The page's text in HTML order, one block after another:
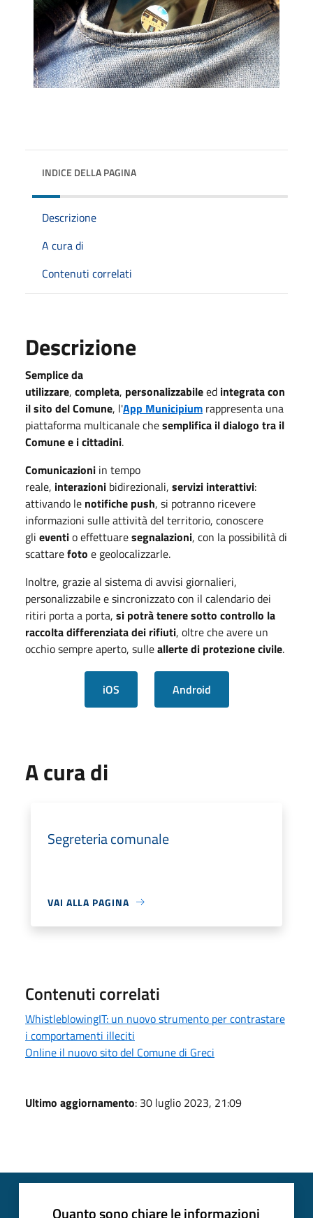
INDICE DELLA PAGINA
Descrizione
A cura di
Contenuti correlati
Descrizione
Semplice da
utilizzare, completa, personalizzabileed integrata con
il sito del Comune, l'App Municipium rappresenta una
piattaforma multicanale chesemplifica il dialogo tra il
Comune e i cittadini.
Comunicazioni in tempo
reale, interazioni bidirezionali, servizi interattivi:
attivando le notifiche push, si potranno ricevere
informazioni sulle attività del territorio, conoscere
gli eventio effettuaresegnalazioni, con la possibilità di
scattarefoto e geolocalizzarle.
Inoltre, grazie al sistema di avvisi giornalieri,
personalizzabile e sincronizzato con il calendario dei
ritiri porta a porta, si potrà tenere sotto controllo la
raccolta differenziata dei rifiuti, oltre che avere un
occhio sempre aperto, sulleallerte di protezione civile.
iOS Android
A cura di
Segreteria comunale
VAI ALLA PAGINA
Contenuti correlati
WhistleblowingIT: un nuovo strumento per contrastare
i comportamenti illeciti
Online il nuovo sito del Comune di Greci
Ultimo aggiornamento: 30 luglio 2023, 21:09
Quanto sono chiare le informazioni